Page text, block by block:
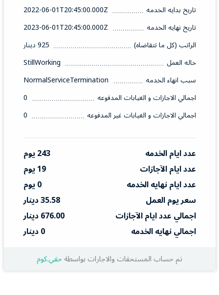
تاريخ بدايه الخدمه
2022-06-01T20:45:00.000Z
تاريخ نهايه الخدمه
2023-06-01T20:45:00.000Z
الراتب (كل ما تتقاضاه)
925 دينار
حاله العمل
StillWorking
سبب انهاء الخدمه
NormalServiceTermination
اجمالي الاجازات و الغيابات المدفوعه
0
اجمالي الاجازات و الغيابات غير المدفوعه
0
عدد ايام الخدمه
243 يوم
عدد ايام الآجازات
19 يوم
عدد ايام نهايه الخدمه
0 يوم
سعر يوم العمل
35.58 دينار
اجمالي عدد ايام الآجازات
676.00 دينار
اجمالي نهايه الخدمه
0 دينار
تم حساب المستحقات والاجارات بواسطةحقي.كوم